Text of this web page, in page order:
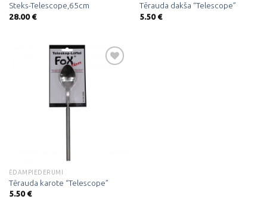
Steks-Telescope,65cm
28.00€
Tērauda dakša “Telescope”
5.50€
ĒDAMPIEDERUMI
Tērauda karote “Telescope”
5.50€